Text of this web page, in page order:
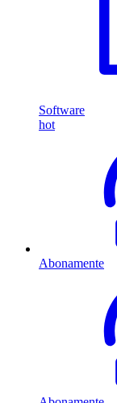
Software
hot
Abonamente